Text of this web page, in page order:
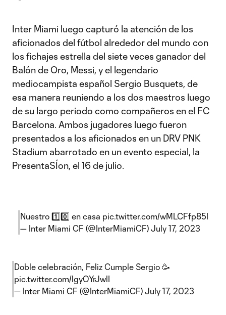
Inter Miami luego capturó la atención de los
aficionados del fútbol alrededor del mundo con
los fichajes estrella del siete veces ganador del
Balón de Oro, Messi, y el legendario
mediocampista español Sergio Busquets, de
esa manera reuniendo a los dos maestros luego
de su largo periodo como compañeros en el FC
Barcelona. Ambos jugadores luego fueron
presentados a los aficionados en un DRV PNK
Stadium abarrotado en un evento especial, la
PresentaSÍon, el 16 de julio.
Nuestro 1️⃣0️⃣ en casa pic.twitter.com/wMLCFfp85I
— Inter Miami CF (@InterMiamiCF) July 17, 2023
Doble celebración, Feliz Cumple Sergio 🥳
pic.twitter.com/lgyOYrJwlI
— Inter Miami CF (@InterMiamiCF) July 17, 2023